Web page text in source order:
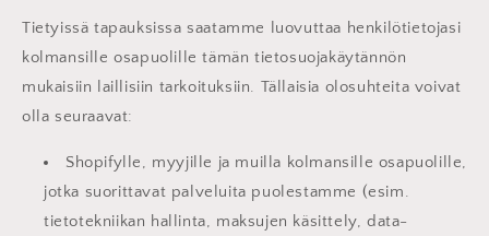
Tietyissä tapauksissa saatamme luovuttaa henkilötietojasi
kolmansille osapuolille tämän tietosuojakäytännön
mukaisiin laillisiin tarkoituksiin. Tällaisia olosuhteita voivat
olla seuraavat:
Shopifylle, myyjille ja muilla kolmansille osapuolille,
jotka suorittavat palveluita puolestamme (esim.
tietotekniikan hallinta, maksujen käsittely, data-